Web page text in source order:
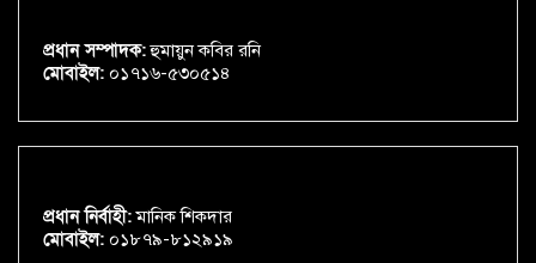
প্রধান সম্পাদক:হুমায়ুন কবির রনি
মোবাইল: ০১৭১৬-৫৩০৫১৪
প্রধান নির্বাহী:মানিক শিকদার
মোবাইল: ০১৮৭৯-৮১২৯১৯